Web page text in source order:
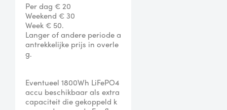
Per dag € 20
Weekend € 30
Week € 50.
Langer of andere periode a
antrekkelijke prijs in overle
g.
Eventueel 1800Wh LiFePO4
accu beschikbaar als extra
capaciteit die gekoppeld k